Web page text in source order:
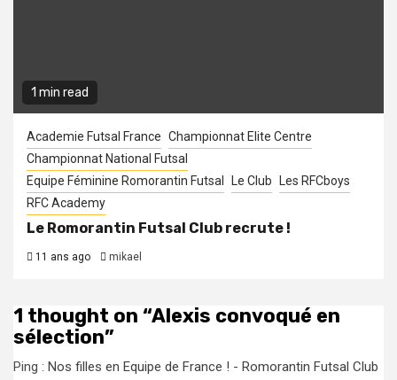
1 min read
Academie Futsal France Championnat Elite Centre
Championnat National Futsal
Equipe Féminine Romorantin Futsal
Le Club
Les RFCboys
RFC Academy
Le Romorantin Futsal Club recrute !
11 ans ago mikael
1 thought on “Alexis convoqué en
sélection”
Ping : Nos filles en Equipe de France ! - Romorantin Futsal Club